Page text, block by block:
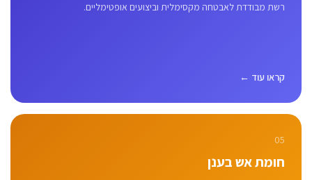
רשת מבודדת לאבטחה מקסימלית וביצועים אופטימליים.
קראו עוד ←
05
חומת אש בענן